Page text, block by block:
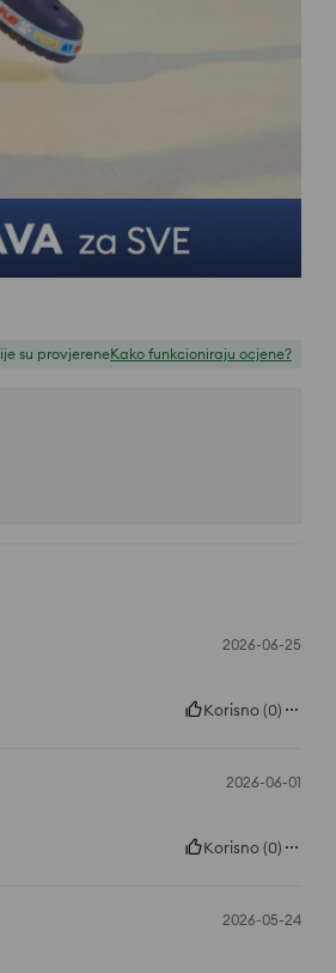
su provjereneKako funkcioniraju ocjene?
2026-06-25
Korisno(0)
2026-06-01
Korisno(0)
2026-05-24